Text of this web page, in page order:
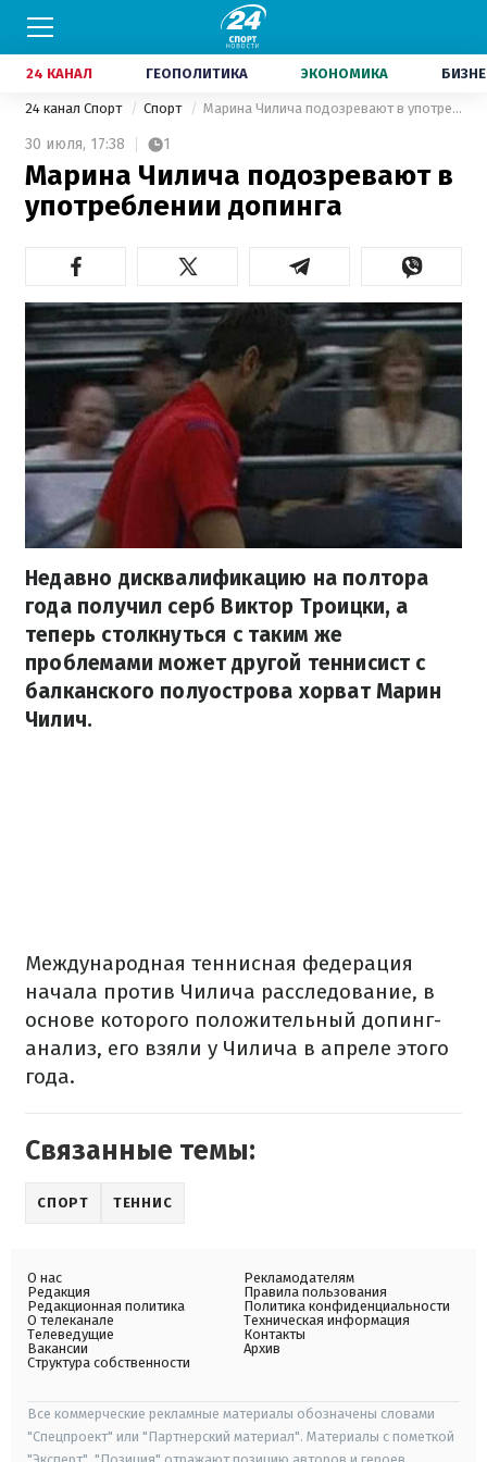
24 КАНАЛ ГЕОПОЛИТИКА ЭКОНОМИКА
24 канал Спорт Спорт Марина Чилича подозревают в употреблении допинга
30 июля, 17:38 1
Марина Чилича подозревают в
употреблении допинга
Недавно дисквалификацию на полтора
года получил серб Виктор Троицки, а
теперь столкнуться с таким же
проблемами может другой теннисист с
балканского полуострова хорват Марин
Чилич.
Международная теннисная федерация
начала против Чилича расследование, в
основе которого положительный допинг-
анализ, его взяли у Чилича в апреле этого
года.
Связанные темы:
СПОРТ ТЕННИС
О нас
Редакция
Редакционная политика
О телеканале
Телеведущие
Вакансии
Структура собственности
Рекламодателям
Правила пользования
Политика конфиденциальности
Техническая информация
Контакты
Архив
Все коммерческие рекламные материалы обозначены словами
"Спецпроект" или "Партнерский материал". Материалы с пометкой